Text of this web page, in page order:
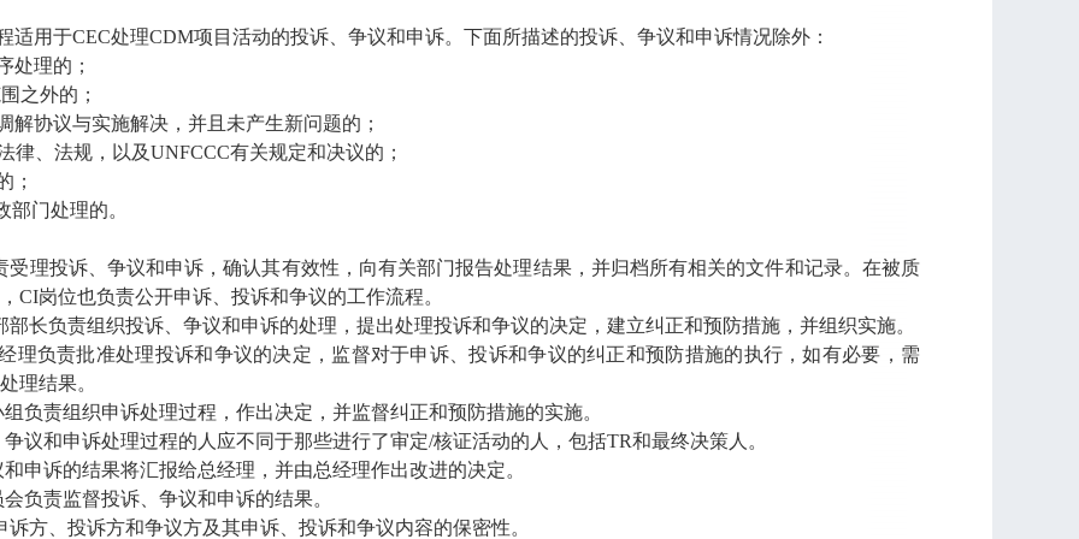
于CEC处理CDM项目活动的投诉、争议和申诉。下面所描述的投诉、争议和申诉情况除外：
处理的；
之外的；
解协议与实施解决，并且未产生新问题的；
律、法规，以及UNFCCC有关规定和决议的；
；
部门处理的。
受理投诉、争议和申诉，确认其有效性，向有关部门报告处理结果，并归档所有相关的文件和记录。在被质
CI岗位也负责公开申诉、投诉和争议的工作流程。
部长负责组织投诉、争议和申诉的处理，提出处理投诉和争议的决定，建立纠正和预防措施，并组织实施。
理负责批准处理投诉和争议的决定，监督对于申诉、投诉和争议的纠正和预防措施的执行，如有必要，需
理结果。
负责组织申诉处理过程，作出决定，并监督纠正和预防措施的实施。
议和申诉处理过程的人应不同于那些进行了审定/核证活动的人，包括TR和最终决策人。
申诉的结果将汇报给总经理，并由总经理作出改进的决定。
负责监督投诉、争议和申诉的结果。
诉方、投诉方和争议方及其申诉、投诉和争议内容的保密性。